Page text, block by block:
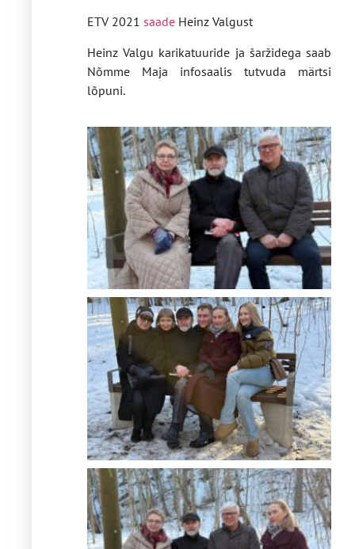
ETV 2021 saade Heinz Valgust
Heinz Valgu karikatuuride ja šaržidega saab
Nõmme Maja infosaalis tutvuda märtsi
lõpuni.